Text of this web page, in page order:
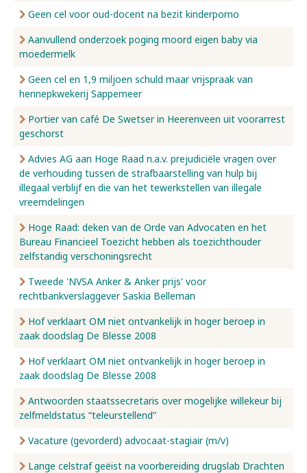
Geen cel voor oud-docent na bezit kinderporno
Aanvullend onderzoek poging moord eigen baby via
moedermelk
Geen cel en 1,9 miljoen schuld maar vrijspraak van
hennepkwekerij Sappemeer
Portier van café De Swetser in Heerenveen uit voorarrest
geschorst
Advies AG aan Hoge Raad n.a.v. prejudiciële vragen over
de verhouding tussen de strafbaarstelling van hulp bij
illegaal verblijf en die van het tewerkstellen van illegale
vreemdelingen
Hoge Raad: deken van de Orde van Advocaten en het
Bureau Financieel Toezicht hebben als toezichthouder
zelfstandig verschoningsrecht
Tweede 'NVSA Anker & Anker prijs' voor
rechtbankverslaggever Saskia Belleman
Hof verklaart OM niet ontvankelijk in hoger beroep in
zaak doodslag De Blesse 2008
Hof verklaart OM niet ontvankelijk in hoger beroep in
zaak doodslag De Blesse 2008
Antwoorden staatssecretaris over mogelijke willekeur bij
zelfmeldstatus “teleurstellend”
Vacature (gevorderd) advocaat-stagiair (m/v)
Lange celstraf geëist na voorbereiding drugslab Drachten